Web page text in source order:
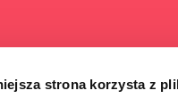
strona korzysta z